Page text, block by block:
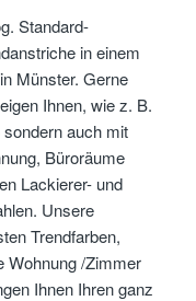
Standard-
in einem
Münster. Gerne
Ihnen, wie z. B.
auch mit
Büroräume
Lackierer- und
Unsere
Trendfarben,
Wohnung /Zimmer
Ihnen Ihren ganz